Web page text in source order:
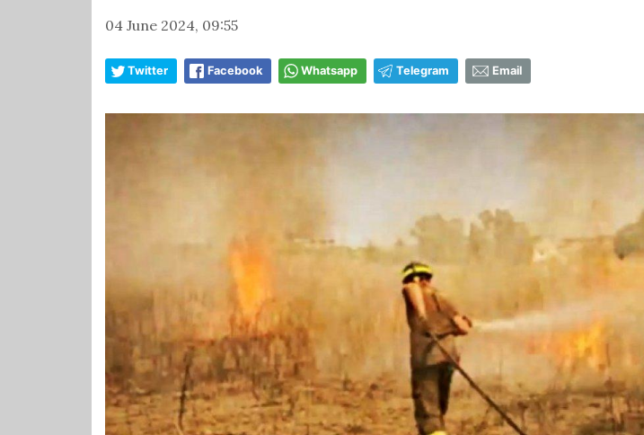
04 June 2024, 09:55
Twitter Facebook Whatsapp Telegram Email